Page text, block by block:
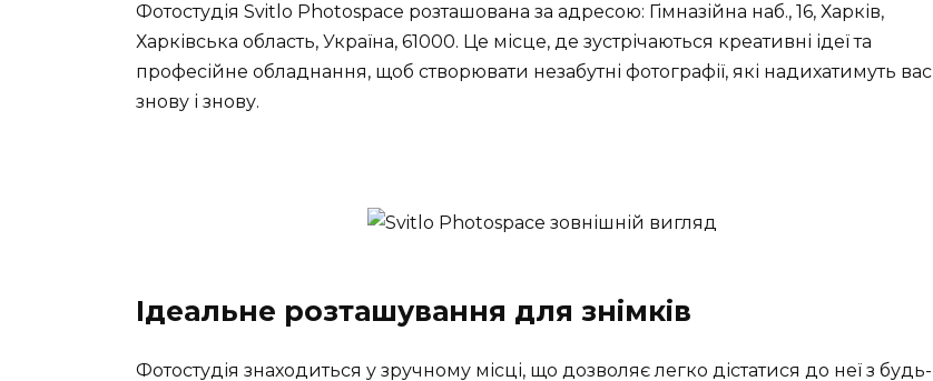
Фотостудія Svitlo Photospace розташована за адресою: Гімназійна наб., 16, Харків,
Харківська область, Україна, 61000. Це місце, де зустрічаються креативні ідеї та
професійне обладнання, щоб створювати незабутні фотографії, які надихатимуть вас
знову і знову.
Ідеальне розташування для знімків
Фотостудія знаходиться у зручному місці, що дозволяє легко дістатися до неї з будь-